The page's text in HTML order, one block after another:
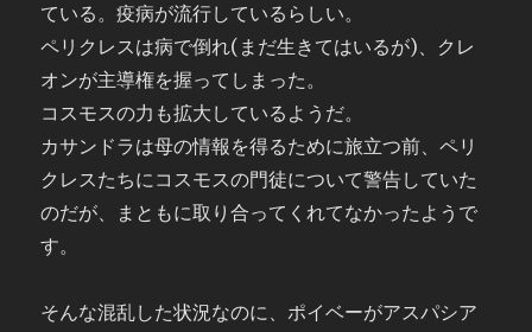
ている。疫病が流行しているらしい。
ペリクレスは病で倒れ(まだ生きてはいるが)、クレ
オンが主導権を握ってしまった。
コスモスの力も拡大しているようだ。
カサンドラは母の情報を得るために旅立つ前、ペリ
クレスたちにコスモスの門徒について警告していた
のだが、まともに取り合ってくれてなかったようで
す。
そんな混乱した状況なのに、ポイベーがアスパシア